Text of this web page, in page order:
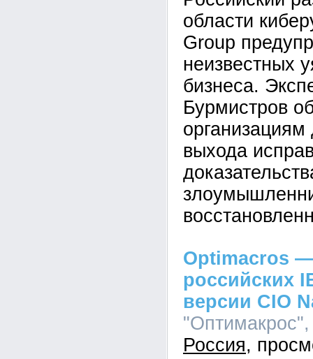
области
Group
неизвестных
бизнеса.
Бурмистров
организациям
выхода
Optimacros —
российских
версии CIO
Россия